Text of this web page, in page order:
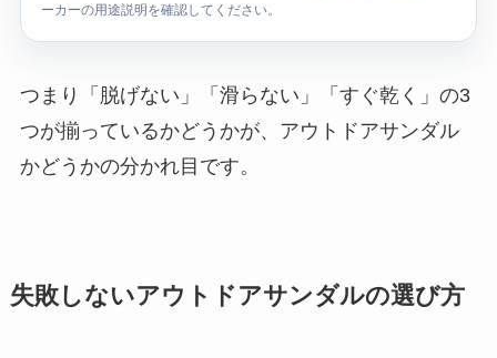
ーカーの用途説明を確認してください。
つまり「脱げない」「滑らない」「すぐ乾く」の3
つが揃っているかどうかが、アウトドアサンダル
かどうかの分かれ目です。
失敗しないアウトドアサンダルの選び方